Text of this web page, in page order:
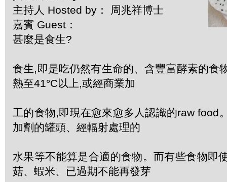
主持人 Hosted by： 周兆祥博士
嘉賓 Guest：
甚麼是食生?
食生,即是吃仍然有生命的、含豐富酵素的食
熱至41°C以上,或經商業加
工的食物,即現在愈來愈多人認識的raw food
加劑的罐頭、經輻射處理的
水果等不能算是合適的食物。而有些食物即
菇、蝦米、已過期不能再發芽